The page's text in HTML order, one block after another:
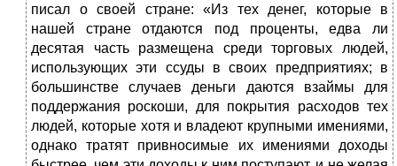
писал о своей стра­не: «Из тех денег, которые в
нашей стране отдаются под проценты, едва ли
десятая часть размещена среди торговых людей,
использующих эти ссуды в своих предприятиях; в
большинстве случаев деньги даются взай­мы для
поддержания роскоши, для покрытия расходов тех
людей, ко­торые хотя и владеют крупными имениями,
однако тратят привноси­мые их имениями доходы